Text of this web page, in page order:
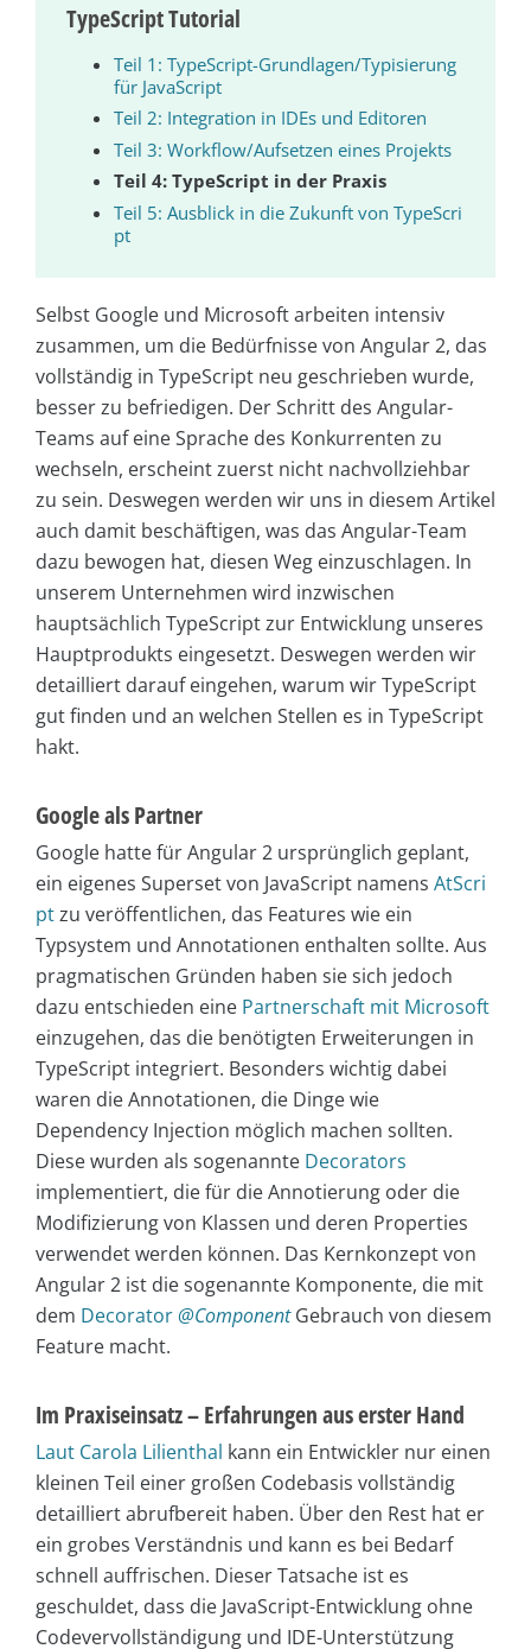
TypeScript Tutorial
Teil 1: TypeScript-Grundlagen/Typisierung
für JavaScript
Teil 2: Integration in IDEs und Editoren
Teil 3: Workflow/Aufsetzen eines Projekts
Teil 4: TypeScript in der Praxis
Teil 5: Ausblick in die Zukunft von TypeScri
pt
Selbst Google und Microsoft arbeiten intensiv
zusammen, um die Bedürfnisse von Angular 2, das
vollständig in TypeScript neu geschrieben wurde,
besser zu befriedigen. Der Schritt des Angular-
Teams auf eine Sprache des Konkurrenten zu
wechseln, erscheint zuerst nicht nachvollziehbar
zu sein. Deswegen werden wir uns in diesem Artikel
auch damit beschäftigen, was das Angular-Team
dazu bewogen hat, diesen Weg einzuschlagen. In
unserem Unternehmen wird inzwischen
hauptsächlich TypeScript zur Entwicklung unseres
Hauptprodukts eingesetzt. Deswegen werden wir
detailliert darauf eingehen, warum wir TypeScript
gut finden und an welchen Stellen es in TypeScript
hakt.
Google als Partner
Google hatte für Angular 2 ursprünglich geplant,
ein eigenes Superset von JavaScript namens AtScri
ptzu veröffentlichen, das Features wie ein
Typsystem und Annotationen enthalten sollte. Aus
pragmatischen Gründen haben sie sich jedoch
dazu entschieden eine Partnerschaft mit Microsoft
einzugehen, das die benötigten Erweiterungen in
TypeScript integriert. Besonders wichtig dabei
waren die Annotationen, die Dinge wie
Dependency Injection möglich machen sollten.
Diese wurden als sogenannte Decorators
implementiert, die für die Annotierung oder die
Modifizierung von Klassen und deren Properties
verwendet werden können. Das Kernkonzept von
Angular 2 ist die sogenannte Komponente, die mit
dem Decorator@ComponentGebrauch von diesem
Feature macht.
Im Praxiseinsatz – Erfahrungen aus erster Hand
Laut Carola Lilienthal kann ein Entwickler nur einen
kleinen Teil einer großen Codebasis vollständig
detailliert abrufbereit haben. Über den Rest hat er
ein grobes Verständnis und kann es bei Bedarf
schnell auffrischen. Dieser Tatsache ist es
geschuldet, dass die JavaScript-Entwicklung ohne
Codevervollständigung und IDE-Unterstützung